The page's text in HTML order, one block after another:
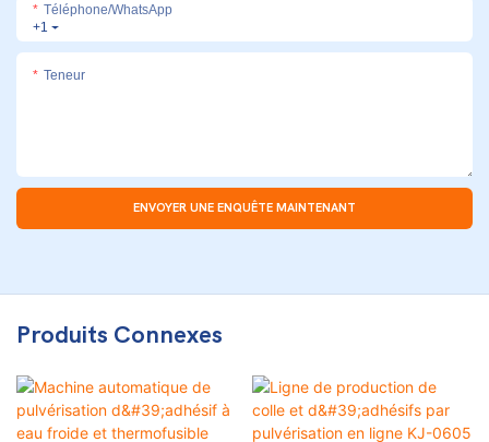
+1
Téléphone/WhatsApp
Teneur
ENVOYER UNE ENQUÊTE MAINTENANT
Produits Connexes